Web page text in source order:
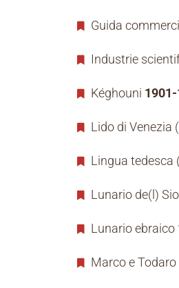
Guida
Industrie
Kéghouni
Lido di Venezia
Lingua tedesca
Lunario de(l)
Lunario ebraico
Marco e Todaro